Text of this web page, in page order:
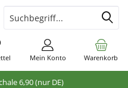
6,90 (nur DE)
Warenkorb
Mein Konto